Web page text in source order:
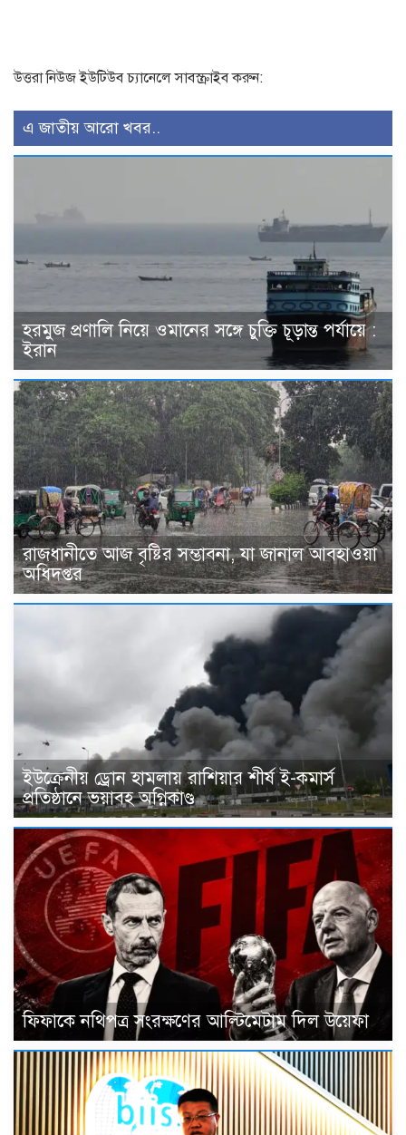
উত্তরা নিউজ ইউটিউব চ্যানেলে সাবস্ক্রাইব করুন:
এ জাতীয় আরো খবর..
হরমুজ প্রণালি নিয়ে ওমানের সঙ্গে চুক্তি চূড়ান্ত পর্যায়ে :
ইরান
রাজধানীতে আজ বৃষ্টির সম্ভাবনা, যা জানাল আবহাওয়া
অধিদপ্তর
ইউক্রেনীয় ড্রোন হামলায় রাশিয়ার শীর্ষ ই-কমার্স
প্রতিষ্ঠানে ভয়াবহ অগ্নিকাণ্ড
ফিফাকে নথিপত্র সংরক্ষণের আল্টিমেটাম দিল উয়েফা